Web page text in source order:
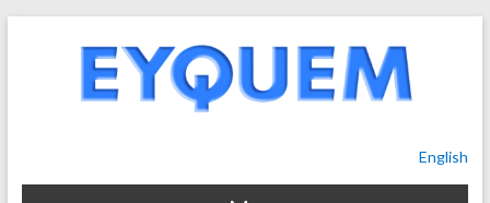
English